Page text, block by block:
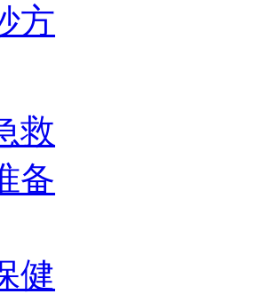
方
救
备
健